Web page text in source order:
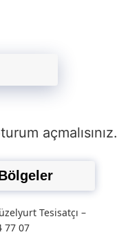
açmalısınız.
Tesisatçı –
77 07